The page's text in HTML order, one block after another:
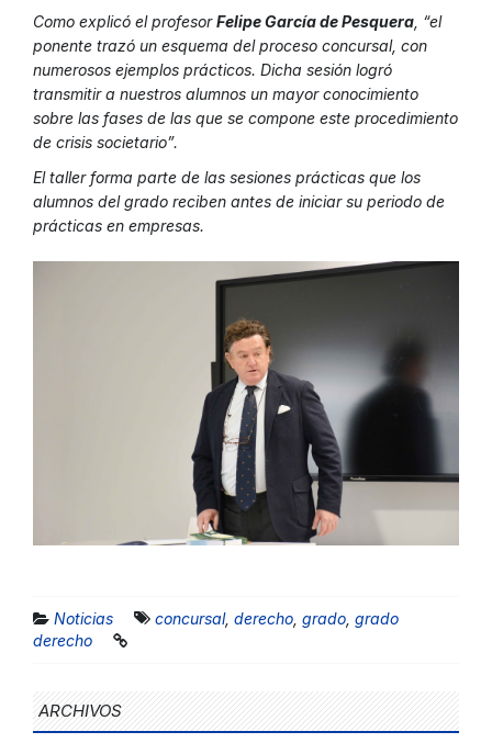
Como explicó el profesorFelipe García de Pesquera , “el
ponente trazó un esquema del proceso concursal, con
numerosos ejemplos prácticos. Dicha sesión logró
transmitir a nuestros alumnos un mayor conocimiento
sobre las fases de las que se compone este procedimiento
de crisis societario”.
El taller forma parte de las sesiones prácticas que los
alumnos del grado reciben antes de iniciar su periodo de
prácticas en empresas.
Noticias concursal, derecho grado grado
derecho
ARCHIVOS